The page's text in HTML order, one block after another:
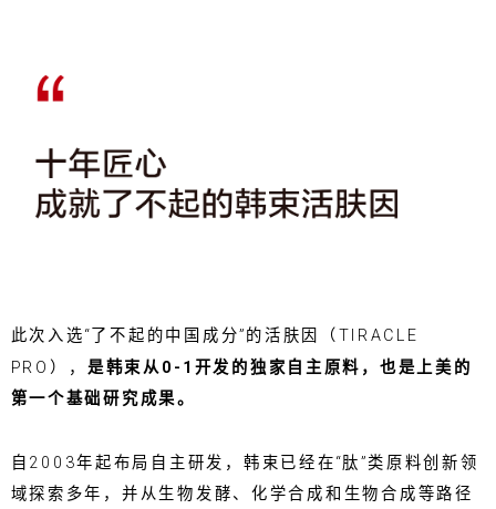
此次入选“了不起的中国成分”的活肤因（TIRACLE
PRO）， 是韩束从0-1开发的独家自主原料，也是上美的
第一个基础研究成果。
自2003年起布局自主研发，韩束已经在“肽”类原料创新领
域探索多年，并从生物发酵、化学合成和生物合成等路径